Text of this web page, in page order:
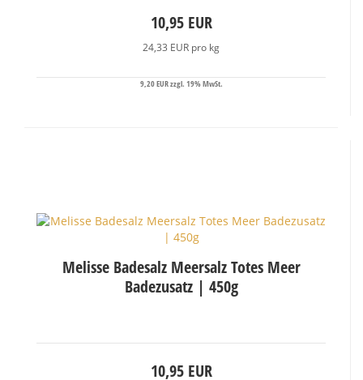
10,95 EUR
24,33 EUR pro kg
9,20 EUR zzgl. 19% MwSt.
Melisse Badesalz Meersalz Totes Meer
Badezusatz | 450g
10,95 EUR